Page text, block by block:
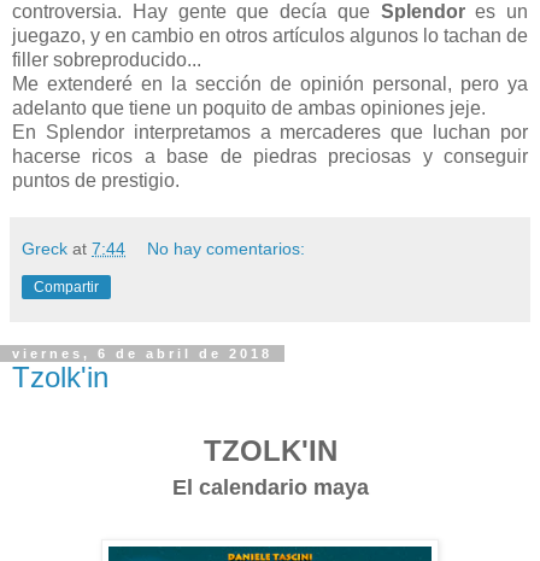
controversia. Hay gente que decía que Splendores un
juegazo, y en cambio en otros artículos algunos lo tachan de
filler sobreproducido...
Me extenderé en la sección de opinión personal, pero ya
adelanto que tiene un poquito de ambas opiniones jeje.
En Splendor interpretamos a mercaderes que luchan por
hacerse ricos a base de piedras preciosas y conseguir
puntos de prestigio.
Greck at 7:44 No hay comentarios:
Compartir
viernes, 6 de abril de 2018
Tzolk'in
TZOLK'IN
El calendario maya